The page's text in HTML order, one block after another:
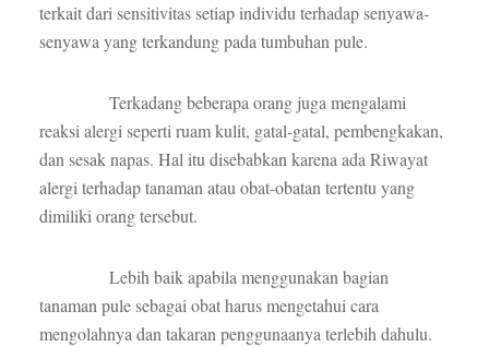
terkait dari sensitivitas setiap individu terhadap senyawa-
senyawa yang terkandung pada tumbuhan pule.
Terkadang beberapa orang juga mengalami
reaksi alergi seperti ruam kulit, gatal-gatal, pembengkakan,
dan sesak napas. Hal itu disebabkan karena ada Riwayat
alergi terhadap tanaman atau obat-obatan tertentu yang
dimiliki orang tersebut.
Lebih baik apabila menggunakan bagian
tanaman pule sebagai obat harus mengetahui cara
mengolahnya dan takaran penggunaanya terlebih dahulu.